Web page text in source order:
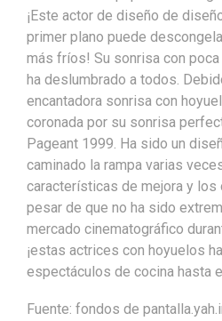
¡Este actor de diseño de
primer plano puede
más fríos! Su sonrisa con
ha deslumbrado a todos.
encantadora sonrisa con
coronada por su sonrisa
Pageant 1999. Ha sido un
caminado la rampa varias
características de mejora y los
pesar de que no ha sido
mercado cinematográfico
¡estas actrices con hoyuelos
espectáculos de cocina hasta
Fuente: fondos de